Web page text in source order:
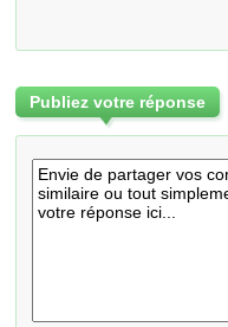
Publiez votre réponse